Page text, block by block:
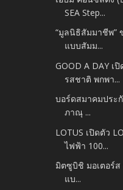
SEA Step...
“มูลนิธิสัมมาชีพ”
แบบสัมม...
GOOD A DAY เ
รสชาติ พกพา...
บอร์ดสมาคมประ
ภาณุ ...
LOTUS เปิดตัว
ไฟฟ้า 100...
มิตซูบิชิ มอเตอร์ส
แบ...